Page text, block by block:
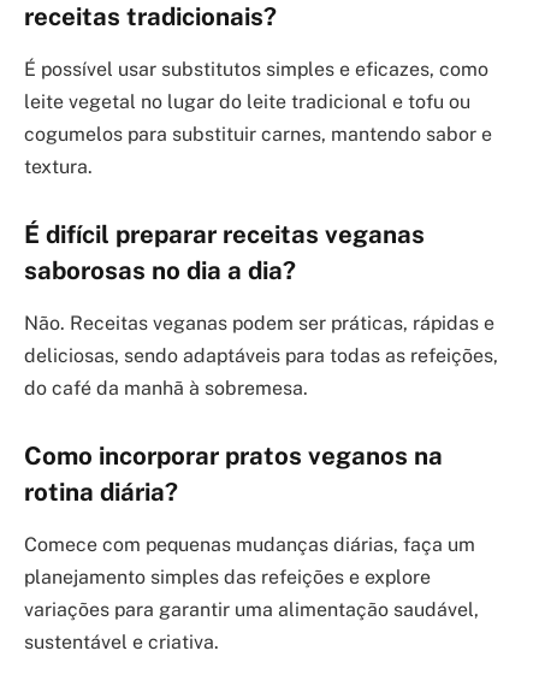
receitas tradicionais?
É possível usar substitutos simples e eficazes, como
leite vegetal no lugar do leite tradicional e tofu ou
cogumelos para substituir carnes, mantendo sabor e
textura.
É difícil preparar receitas veganas
saborosas no dia a dia?
Não. Receitas veganas podem ser práticas, rápidas e
deliciosas, sendo adaptáveis para todas as refeições,
do café da manhã à sobremesa.
Como incorporar pratos veganos na
rotina diária?
Comece com pequenas mudanças diárias, faça um
planejamento simples das refeições e explore
variações para garantir uma alimentação saudável,
sustentável e criativa.